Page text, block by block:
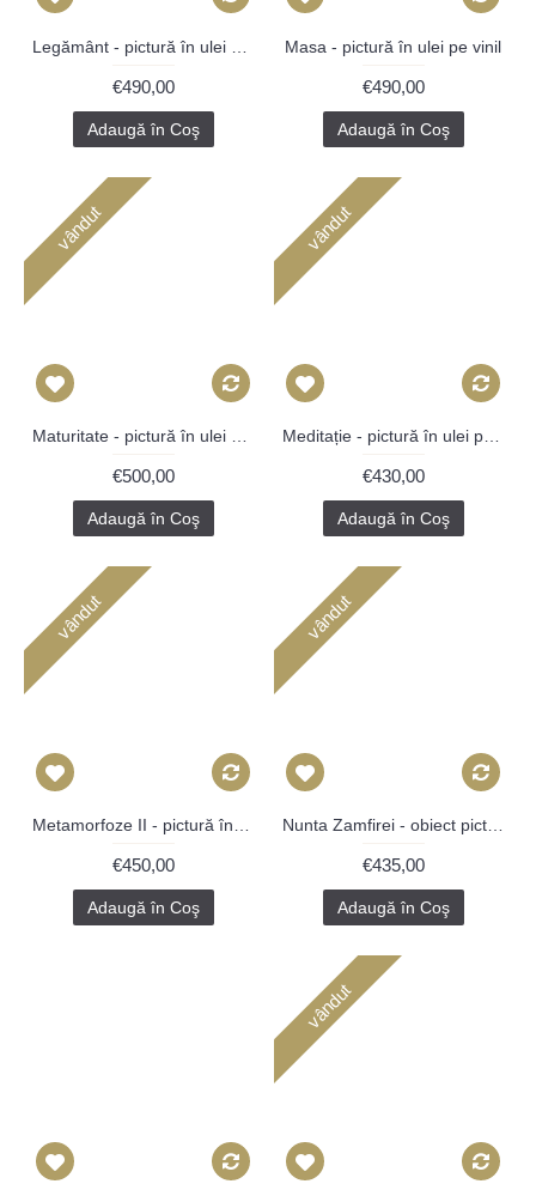
€490,00
Adaugă în Coş
Masa - pictură în ulei pe vinil
€490,00
Adaugă în Coş
vândut
€500,00
Adaugă în Coş
vândut
€430,00
Adaugă în Coş
vândut
€450,00
Adaugă în Coş
vândut
€435,00
Adaugă în Coş
vândut